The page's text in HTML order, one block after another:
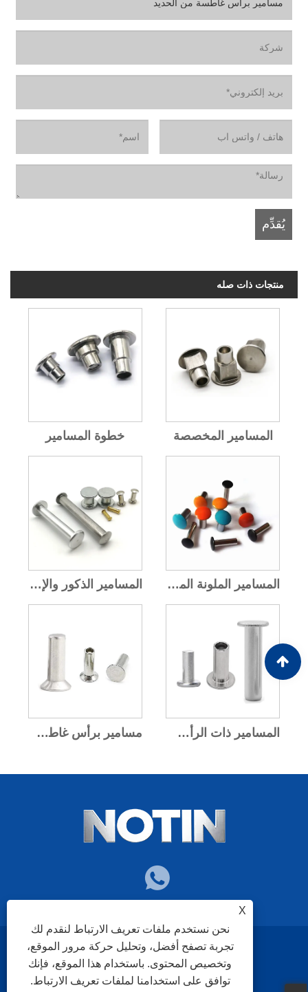
منتجات ذات صله
خطوة المسامير المسامير المخصصة
المسامير الذكور والإناث المسامير الملونة المطلية
مسامير برأس غاطسة من الألومنيوم المسامير ذات الرأس المسطح من الألومنيوم
X
نحن نستخدم ملفات تعريف الارتباط لنقدم لك
تجربة تصفح أفضل، وتحليل حركة مرور الموقع،
وتخصيص المحتوى. باستخدام هذا الموقع، فإنك
توافق على استخدامنا لملفات تعريف الارتباط.
Links Sitemap RSS XML سياسة الخصوصية